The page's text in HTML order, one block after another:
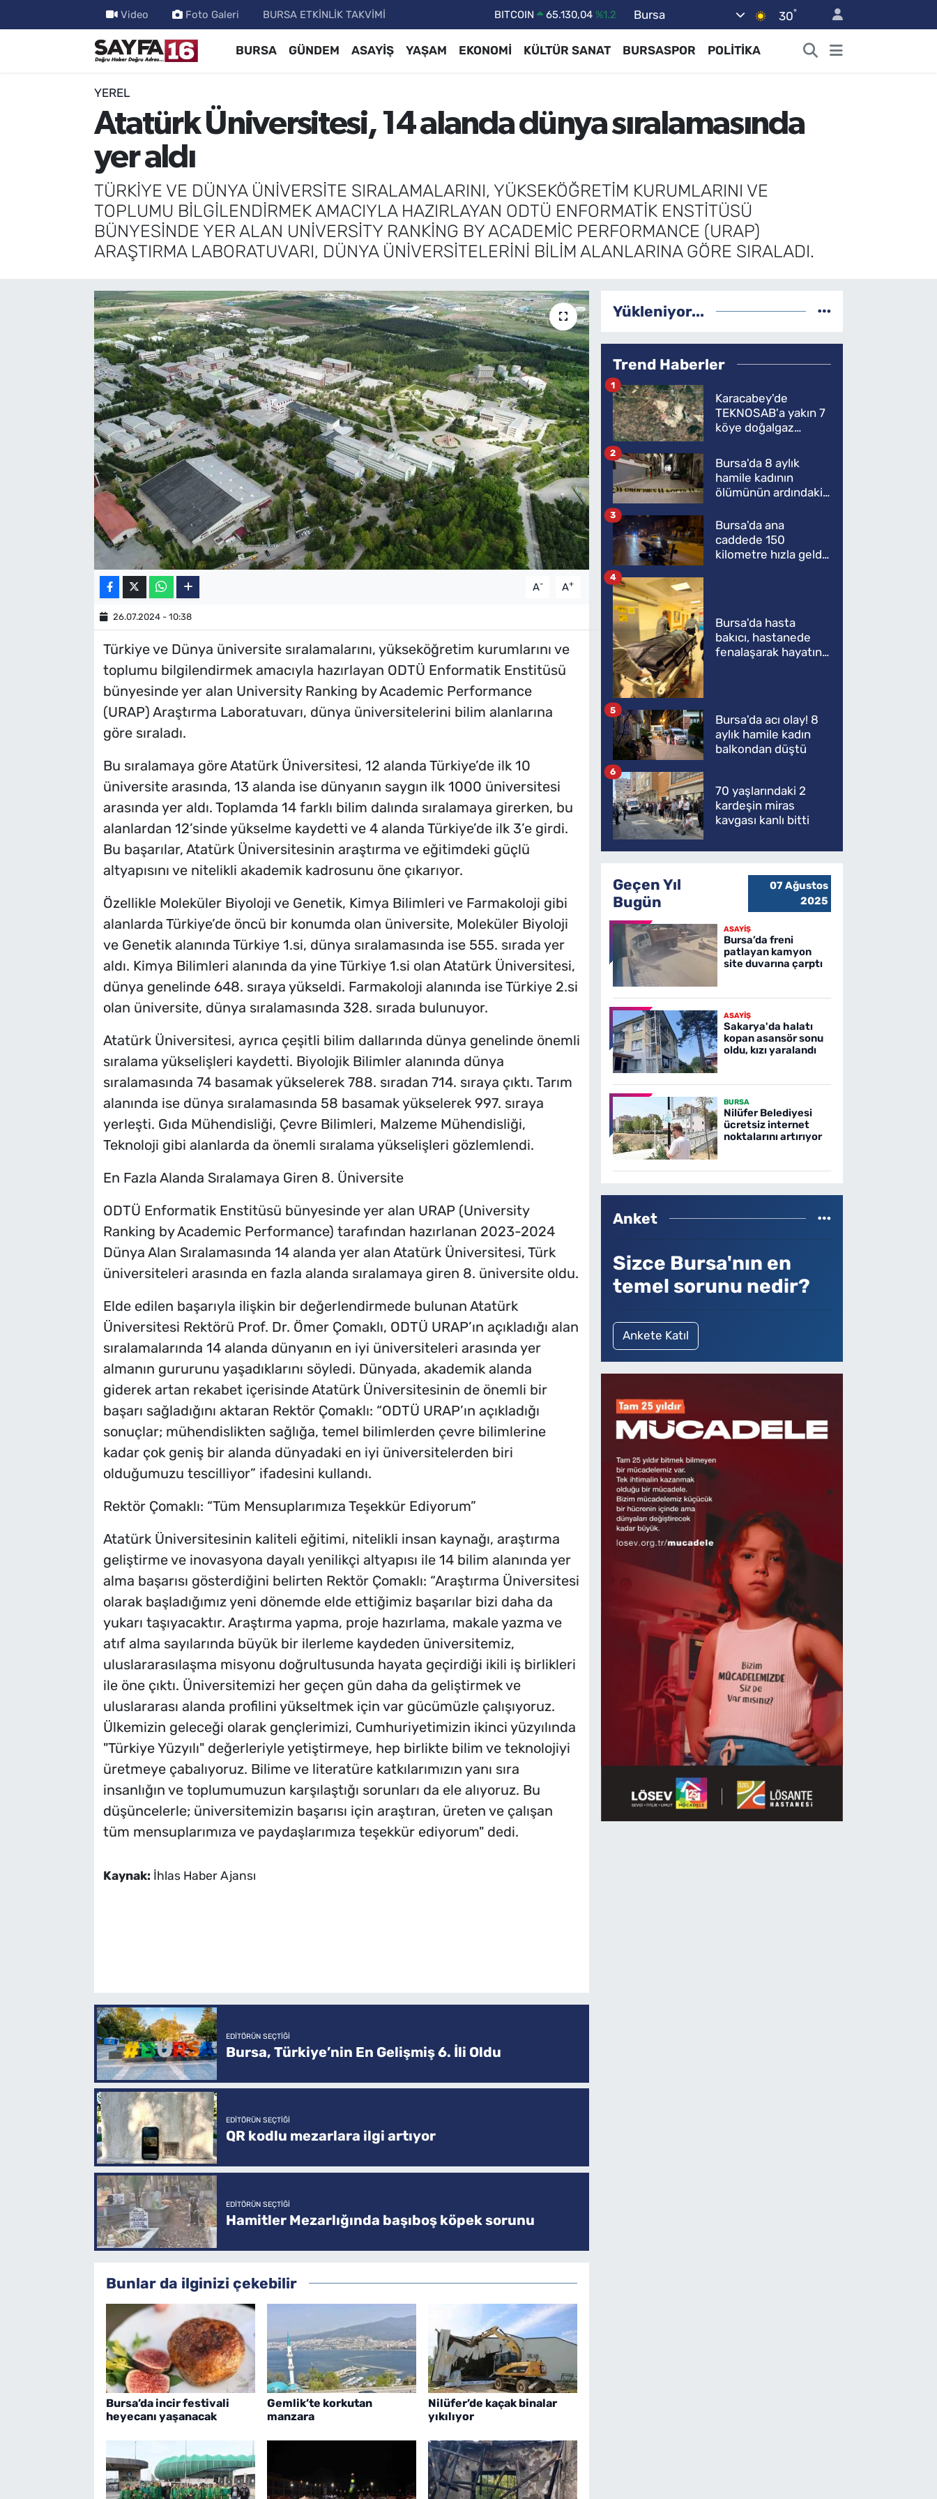
Video Foto Galeri BURSA ETKİNLİK TAKVİMİ DOLAR 47,7106 %0.17
BİST100
13.773 %-19
65.130,04
Bursa 30°
BURSA GÜNDEM ASAYİŞ YAŞAM EKONOMİ KÜLTÜR SANAT BURSASPOR POLİTİKA
YEREL
Atatürk Üniversitesi, 14 alanda dünya sıralamasında
yer aldı
TÜRKİYE VE DÜNYA ÜNİVERSİTE SIRALAMALARINI, YÜKSEKÖĞRETİM KURUMLARINI VE
TOPLUMU BİLGİLENDİRMEK AMACIYLA HAZIRLAYAN ODTÜ ENFORMATİK ENSTİTÜSÜ
BÜNYESİNDE YER ALAN UNİVERSİTY RANKİNG BY ACADEMİC PERFORMANCE (URAP)
ARAŞTIRMA LABORATUVARI, DÜNYA ÜNİVERSİTELERİNİ BİLİM ALANLARINA GÖRE SIRALADI.
A- A+
26.07.2024 - 10:38
Türkiye ve Dünya üniversite sıralamalarını, yükseköğretim kurumlarını ve
toplumu bilgilendirmek amacıyla hazırlayan ODTÜ Enformatik Enstitüsü
bünyesinde yer alan University Ranking by Academic Performance
(URAP) Araştırma Laboratuvarı, dünya üniversitelerini bilim alanlarına
göre sıraladı.
Bu sıralamaya göre Atatürk Üniversitesi, 12 alanda Türkiye’de ilk 10
üniversite arasında, 13 alanda ise dünyanın saygın ilk 1000 üniversitesi
arasında yer aldı. Toplamda 14 farklı bilim dalında sıralamaya girerken, bu
alanlardan 12’sinde yükselme kaydetti ve 4 alanda Türkiye’de ilk 3’e girdi.
Bu başarılar, Atatürk Üniversitesinin araştırma ve eğitimdeki güçlü
altyapısını ve nitelikli akademik kadrosunu öne çıkarıyor.
Özellikle Moleküler Biyoloji ve Genetik, Kimya Bilimleri ve Farmakoloji gibi
alanlarda Türkiye’de öncü bir konumda olan üniversite, Moleküler Biyoloji
ve Genetik alanında Türkiye 1.si, dünya sıralamasında ise 555. sırada yer
aldı. Kimya Bilimleri alanında da yine Türkiye 1.si olan Atatürk Üniversitesi,
dünya genelinde 648. sıraya yükseldi. Farmakoloji alanında ise Türkiye 2.si
olan üniversite, dünya sıralamasında 328. sırada bulunuyor.
Atatürk Üniversitesi, ayrıca çeşitli bilim dallarında dünya genelinde önemli
sıralama yükselişleri kaydetti. Biyolojik Bilimler alanında dünya
sıralamasında 74 basamak yükselerek 788. sıradan 714. sıraya çıktı. Tarım
alanında ise dünya sıralamasında 58 basamak yükselerek 997. sıraya
yerleşti. Gıda Mühendisliği, Çevre Bilimleri, Malzeme Mühendisliği,
Teknoloji gibi alanlarda da önemli sıralama yükselişleri gözlemlendi.
En Fazla Alanda Sıralamaya Giren 8. Üniversite
ODTÜ Enformatik Enstitüsü bünyesinde yer alan URAP (University
Ranking by Academic Performance) tarafından hazırlanan 2023-2024
Dünya Alan Sıralamasında 14 alanda yer alan Atatürk Üniversitesi, Türk
üniversiteleri arasında en fazla alanda sıralamaya giren 8. üniversite oldu.
Elde edilen başarıyla ilişkin bir değerlendirmede bulunan Atatürk
Üniversitesi Rektörü Prof. Dr. Ömer Çomaklı, ODTÜ URAP’ın açıkladığı alan
sıralamalarında 14 alanda dünyanın en iyi üniversiteleri arasında yer
almanın gururunu yaşadıklarını söyledi. Dünyada, akademik alanda
giderek artan rekabet içerisinde Atatürk Üniversitesinin de önemli bir
başarı sağladığını aktaran Rektör Çomaklı: “ODTÜ URAP’ın açıkladığı
sonuçlar; mühendislikten sağlığa, temel bilimlerden çevre bilimlerine
kadar çok geniş bir alanda dünyadaki en iyi üniversitelerden biri
olduğumuzu tescilliyor” ifadesini kullandı.
Rektör Çomaklı: “Tüm Mensuplarımıza Teşekkür Ediyorum”
Atatürk Üniversitesinin kaliteli eğitimi, nitelikli insan kaynağı, araştırma
geliştirme ve inovasyona dayalı yenilikçi altyapısı ile 14 bilim alanında yer
alma başarısı gösterdiğini belirten Rektör Çomaklı: “Araştırma Üniversitesi
olarak başladığımız yeni dönemde elde ettiğimiz başarılar bizi daha da
yukarı taşıyacaktır. Araştırma yapma, proje hazırlama, makale yazma ve
atıf alma sayılarında büyük bir ilerleme kaydeden üniversitemiz,
uluslararasılaşma misyonu doğrultusunda hayata geçirdiği ikili iş birlikleri
ile öne çıktı. Üniversitemizi her geçen gün daha da geliştirmek ve
uluslararası alanda profilini yükseltmek için var gücümüzle çalışıyoruz.
Ülkemizin geleceği olarak gençlerimizi, Cumhuriyetimizin ikinci yüzyılında
"Türkiye Yüzyılı" değerleriyle yetiştirmeye, hep birlikte bilim ve teknolojiyi
üretmeye çabalıyoruz. Bilime ve literatüre katkılarımızın yanı sıra
insanlığın ve toplumumuzun karşılaştığı sorunları da ele alıyoruz. Bu
düşüncelerle; üniversitemizin başarısı için araştıran, üreten ve çalışan
tüm mensuplarımıza ve paydaşlarımıza teşekkür ediyorum" dedi.
Kaynak: İhlas Haber Ajansı
EDITÖRÜN SEÇTIĞI
Bursa, Türkiye’nin En Gelişmiş 6. İli Oldu
EDITÖRÜN SEÇTIĞI
QR kodlu mezarlara ilgi artıyor
EDITÖRÜN SEÇTIĞI
Hamitler Mezarlığında başıboş köpek sorunu
Bunlar da ilginizi çekebilir
Bursa’da incir festivali
heyecanı yaşanacak
Gemlik’te korkutan
manzara
Nilüfer’de kaçak binalar
yıkılıyor
Yükleniyor...
Trend Haberler
Karacabey'de
TEKNOSAB'a yakın 7
köye doğalgaz
1
Bursa'da 8 aylık
hamile kadının
ölümünün ardındaki
2
Bursa'da ana
caddede 150
kilometre hızla geldi,
3
Bursa'da hasta
bakıcı, hastanede
fenalaşarak hayatını
4
Bursa'da acı olay! 8
aylık hamile kadın
balkondan düştü
5
70 yaşlarındaki 2
kardeşin miras
kavgası kanlı bitti
6
Geçen Yıl
Bugün
07 Ağustos
2025
ASAYİŞ
Bursa’da freni
patlayan kamyon
site duvarına çarptı
ASAYİŞ
Sakarya'da halatı
kopan asansör sonu
oldu, kızı yaralandı
BURSA
Nilüfer Belediyesi
ücretsiz internet
noktalarını artırıyor
Anket
Sizce Bursa'nın en
temel sorunu nedir?
Ankete Katıl
ÖZEL HABER
İNCELEME
TEKNOLOJİ
TV REHBERİ
Hava Durumu
Trafik Durumu
TFF 2.Lig Beyaz Grup Puan Durumu ve Fikstür
Tüm Manşetler
Son Dakika Haberleri
Haber Arşivi